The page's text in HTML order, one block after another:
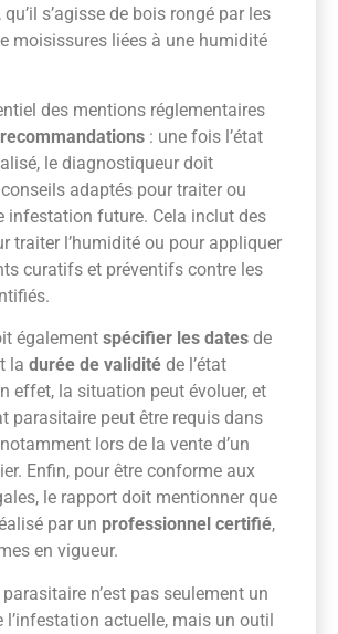
, qu’il s’agisse de bois rongé par les
moisissures liées à une humidité
des mentions réglementaires
recommandations : une fois l’état
le diagnostiqueur doit
adaptés pour traiter ou
infestation future. Cela inclut des
traiter l’humidité ou pour appliquer
curatifs et préventifs contre les
également spécifier les dates de
la durée de validité de l’état
effet, la situation peut évoluer, et
parasitaire peut être requis dans
lors de la vente d’un
Enfin, pour être conforme aux
le rapport doit mentionner que
par un professionnel certifié,
en vigueur.
n’est pas seulement un
l’infestation actuelle, mais un outil